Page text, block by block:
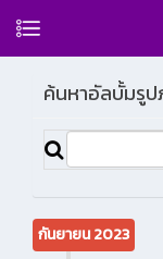
ค้นหาอัลบั้มรู
กันยายน 2023